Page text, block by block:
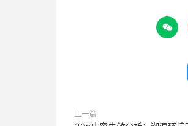

上一篇